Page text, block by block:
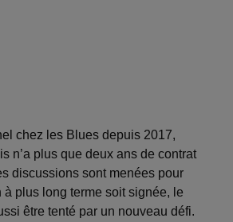
chez les Blues depuis 2017,
n’a plus que deux ans de contrat
discussions sont menées pour
à plus long terme soit signée, le
être tenté par un nouveau défi.